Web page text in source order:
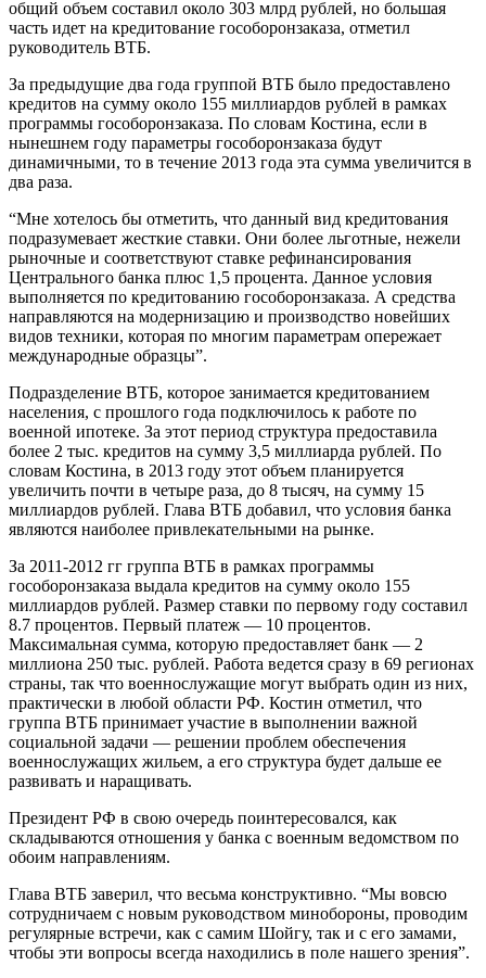
общий объем составил около 303 млрд рублей, но большая
часть идет на кредитование гособоронзаказа, отметил
руководитель ВТБ.
За предыдущие два года группой ВТБ было предоставлено
кредитов на сумму около 155 миллиардов рублей в рамках
программы гособоронзаказа. По словам Костина, если в
нынешнем году параметры гособоронзаказа будут
динамичными, то в течение 2013 года эта сумма увеличится в
два раза.
“Мне хотелось бы отметить, что данный вид кредитования
подразумевает жесткие ставки. Они более льготные, нежели
рыночные и соответствуют ставке рефинансирования
Центрального банка плюс 1,5 процента. Данное условия
выполняется по кредитованию гособоронзаказа. А средства
направляются на модернизацию и производство новейших
видов техники, которая по многим параметрам опережает
международные образцы”.
Подразделение ВТБ, которое занимается кредитованием
населения, с прошлого года подключилось к работе по
военной ипотеке. За этот период структура предоставила
более 2 тыс. кредитов на сумму 3,5 миллиарда рублей. По
словам Костина, в 2013 году этот объем планируется
увеличить почти в четыре раза, до 8 тысяч, на сумму 15
миллиардов рублей. Глава ВТБ добавил, что условия банка
являются наиболее привлекательными на рынке.
За 2011-2012 гг группа ВТБ в рамках программы
гособоронзаказа выдала кредитов на сумму около 155
миллиардов рублей. Размер ставки по первому году составил
8.7 процентов. Первый платеж — 10 процентов.
Максимальная сумма, которую предоставляет банк — 2
миллиона 250 тыс. рублей. Работа ведется сразу в 69 регионах
страны, так что военнослужащие могут выбрать один из них,
практически в любой области РФ. Костин отметил, что
группа ВТБ принимает участие в выполнении важной
социальной задачи — решении проблем обеспечения
военнослужащих жильем, а его структура будет дальше ее
развивать и наращивать.
Президент РФ в свою очередь поинтересовался, как
складываются отношения у банка с военным ведомством по
обоим направлениям.
Глава ВТБ заверил, что весьма конструктивно. “Мы вовсю
сотрудничаем с новым руководством минобороны, проводим
регулярные встречи, как с самим Шойгу, так и с его замами,
чтобы эти вопросы всегда находились в поле нашего зрения”.